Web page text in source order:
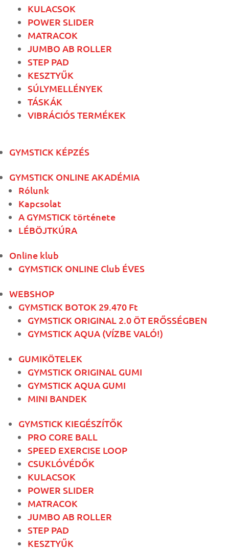
KULACSOK
POWER SLIDER
MATRACOK
JUMBO AB ROLLER
STEP PAD
KESZTYŰK
SÚLYMELLÉNYEK
TÁSKÁK
VIBRÁCIÓS TERMÉKEK
GYMSTICK KÉPZÉS
GYMSTICK ONLINE AKADÉMIA
Rólunk
Kapcsolat
A GYMSTICK története
LÉBÖJTKÚRA
Online klub
GYMSTICK ONLINE Club ÉVES
WEBSHOP
GYMSTICK BOTOK 29.470 Ft
GYMSTICK ORIGINAL 2.0 ÖT ERŐSSÉGBEN
GYMSTICK AQUA (VÍZBE VALÓ!)
GUMIKÖTELEK
GYMSTICK ORIGINAL GUMI
GYMSTICK AQUA GUMI
MINI BANDEK
GYMSTICK KIEGÉSZÍTŐK
PRO CORE BALL
SPEED EXERCISE LOOP
CSUKLÓVÉDŐK
KULACSOK
POWER SLIDER
MATRACOK
JUMBO AB ROLLER
STEP PAD
KESZTYŰK